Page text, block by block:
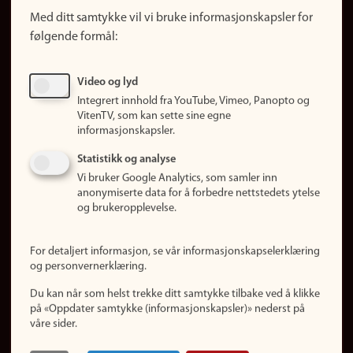
Finn studier
Ledige stillinger
Om nettstedet
Informasjonskapsler
Personvern
Logg inn
Rediger din ansattside
Med ditt samtykke vil vi bruke informasjonskapsler for
følgende formål:
Video og lyd
Integrert innhold fra YouTube, Vimeo, Panopto og
VitenTV, som kan sette sine egne
informasjonskapsler.
Statistikk og analyse
Vi bruker Google Analytics, som samler inn
anonymiserte data for å forbedre nettstedets ytelse
og brukeropplevelse.
For detaljert informasjon, se vår informasjonskapselerklæring
og personvernerklæring.
Du kan når som helst trekke ditt samtykke tilbake ved å klikke
på «Oppdater samtykke (informasjonskapsler)» nederst på
våre sider.